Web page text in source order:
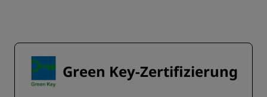
Green Key-Zertifizierung